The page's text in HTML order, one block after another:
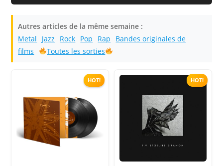
Autres articles de la même semaine :
Metal
Jazz Rock Pop Rap
Bandes originales de
films
Toutes les sorties
HOT! HOT!